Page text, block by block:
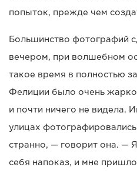
попыток, прежде чем
Большинство фотографий
вечером, при волшебном
такое время в полностью
Фелиции было очень
и почти ничего не видела.
улицах
странно, — говорит она. —
себя напоказ, и мне